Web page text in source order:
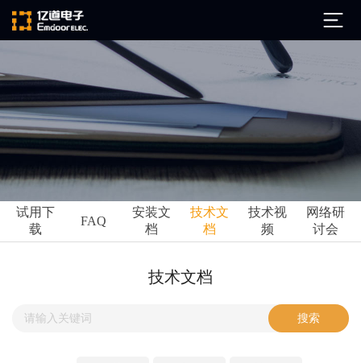
公司简介
发展历程
企业文化
ARM
Ansys
Perforce
亿道动态
市场活动
技术文档
试用下
载
FAQ
安装文
档
技术文
档
技术视
频
网络研
讨会
技术文档